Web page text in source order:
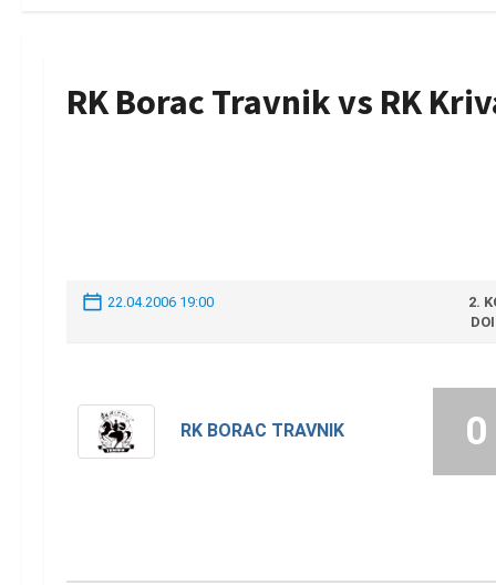
RK Borac Travnik vs RK
22.04.2006 19:00
2.
RK BORAC TRAVNIK 0